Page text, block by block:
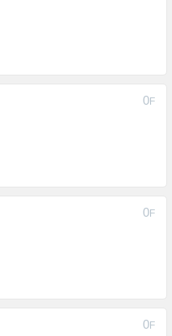
0F
0F
0F